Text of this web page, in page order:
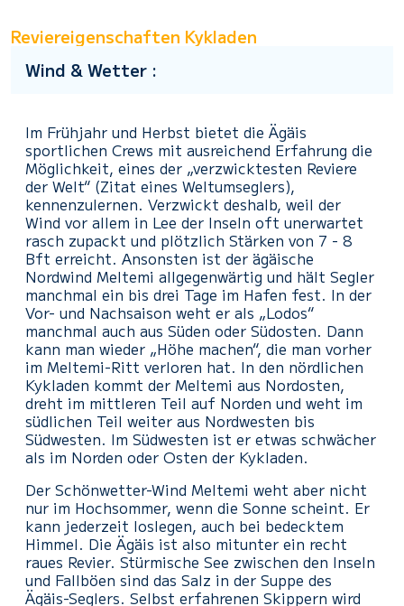
Reviereigenschaften Kykladen
Wind & Wetter :
Im Frühjahr und Herbst bietet die Ägäis
sportlichen Crews mit ausreichend Erfahrung die
Möglichkeit, eines der „verzwicktesten Reviere
der Welt“ (Zitat eines Weltumseglers),
kennenzulernen. Verzwickt deshalb, weil der
Wind vor allem in Lee der Inseln oft unerwartet
rasch zupackt und plötzlich Stärken von 7 - 8
Bft erreicht. Ansonsten ist der ägäische
Nordwind Meltemi allgegenwärtig und hält Segler
manchmal ein bis drei Tage im Hafen fest. In der
Vor- und Nachsaison weht er als „Lodos“
manchmal auch aus Süden oder Südosten. Dann
kann man wieder „Höhe machen“, die man vorher
im Meltemi-Ritt verloren hat. In den nördlichen
Kykladen kommt der Meltemi aus Nordosten,
dreht im mittleren Teil auf Norden und weht im
südlichen Teil weiter aus Nordwesten bis
Südwesten. Im Südwesten ist er etwas schwächer
als im Norden oder Osten der Kykladen.
Der Schönwetter-Wind Meltemi weht aber nicht
nur im Hochsommer, wenn die Sonne scheint. Er
kann jederzeit loslegen, auch bei bedecktem
Himmel. Die Ägäis ist also mitunter ein recht
raues Revier. Stürmische See zwischen den Inseln
und Fallböen sind das Salz in der Suppe des
Ägäis-Seglers. Selbst erfahrenen Skippern wird